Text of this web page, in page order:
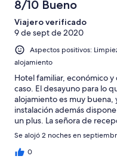
8/10 Bueno
Viajero verificado
9 de sept de 2020
Aspectos positivos:
alojamiento
Hotel familiar, económico
caso. El desayuno para lo
alojamiento es muy
instalación además
un plus. La señora de
todo lo que había que
durísimo y una almohada
bien, y queda cerca de
Se alojó 2 noches en
0